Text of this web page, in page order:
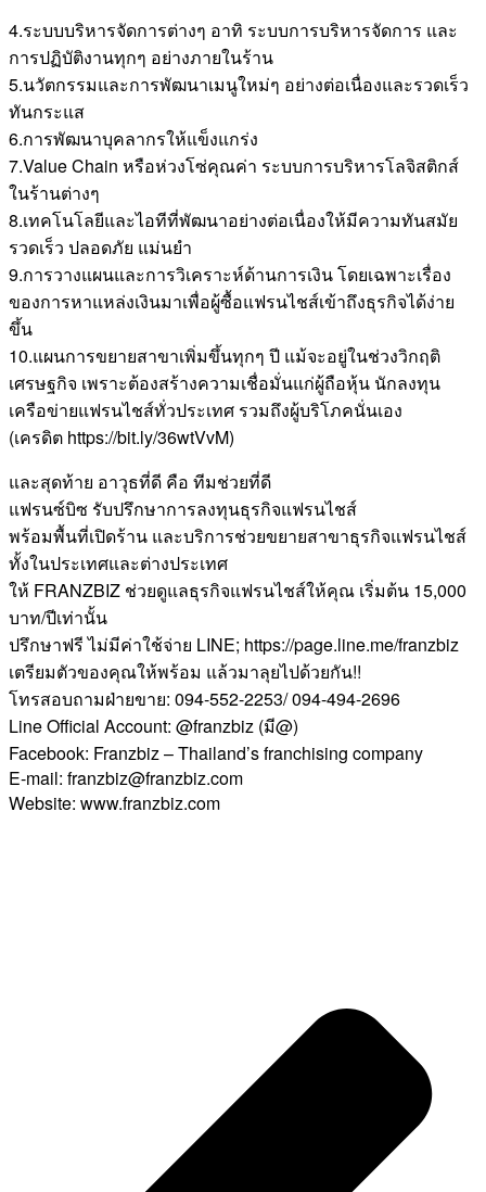
4.ระบบบริหารจัดการต่างๆ อาทิ ระบบการบริหารจัดการ และ
การปฏิบัติงานทุกๆ อย่างภายในร้าน
5.นวัตกรรมและการพัฒนาเมนูใหม่ๆ อย่างต่อเนื่องและรวดเร็ว
ทันกระแส
6.การพัฒนาบุคลากรให้แข็งแกร่ง
7.Value Chain หรือห่วงโซ่คุณค่า ระบบการบริหารโลจิสติกส์
ในร้านต่างๆ
8.เทคโนโลยีและไอทีที่พัฒนาอย่างต่อเนื่องให้มีความทันสมัย
รวดเร็ว ปลอดภัย แม่นยำ
9.การวางแผนและการวิเคราะห์ด้านการเงิน โดยเฉพาะเรื่อง
ของการหาแหล่งเงินมาเพื่อผู้ซื้อแฟรนไชส์เข้าถึงธุรกิจได้ง่าย
ขึ้น
10.แผนการขยายสาขาเพิ่มขึ้นทุกๆ ปี แม้จะอยู่ในช่วงวิกฤติ
เศรษฐกิจ เพราะต้องสร้างความเชื่อมั่นแก่ผู้ถือหุ้น นักลงทุน
เครือข่ายแฟรนไชส์ทั่วประเทศ รวมถึงผู้บริโภคนั่นเอง
(เครดิต https://bit.ly/36wtVvM)
และสุดท้าย อาวุธที่ดี คือ ทีมช่วยที่ดี
แฟรนซ์บิซ รับปรึกษาการลงทุนธุรกิจแฟรนไชส์
พร้อมพื้นที่เปิดร้าน และบริการช่วยขยายสาขาธุรกิจแฟรนไชส์
ทั้งในประเทศและต่างประเทศ
ให้ FRANZBIZ ช่วยดูแลธุรกิจแฟรนไชส์ให้คุณ เริ่มต้น 15,000
บาท/ปีเท่านั้น
ปรึกษาฟรี ไม่มีค่าใช้จ่าย LINE; https://page.line.me/franzbiz
เตรียมตัวของคุณให้พร้อม แล้วมาลุยไปด้วยกัน!!
โทรสอบถามฝ่ายขาย: 094-552-2253/ 094-494-2696
Line Official Account: @franzbiz (มี@)
Facebook: Franzbiz – Thailand’s franchising company
E-mail: franzbiz@franzbiz.com
Website: www.franzbiz.com